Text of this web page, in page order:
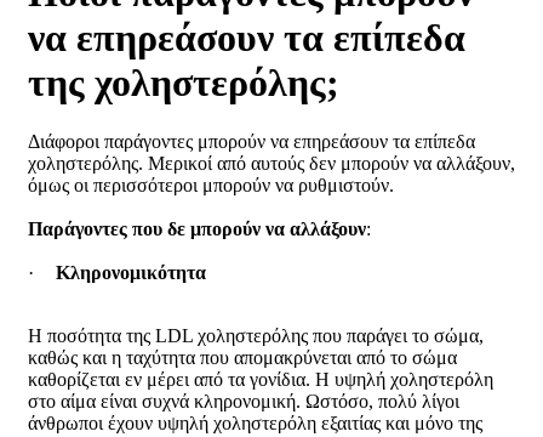
να επηρεάσουν τα επίπεδα
της χοληστερόλης;
Διάφοροι παράγοντες μπορούν να επηρεάσουν τα επίπεδα
χοληστερόλης. Μερικοί από αυτούς δεν μπορούν να αλλάξουν,
όμως οι περισσότεροι μπορούν να ρυθμιστούν.
Παράγοντες που δε μπορούν να αλλάξουν:
· Κληρονομικότητα
Η ποσότητα της LDL χοληστερόλης που παράγει το σώμα,
καθώς και η ταχύτητα που απομακρύνεται από το σώμα
καθορίζεται εν μέρει από τα γονίδια. Η υψηλή χοληστερόλη
στο αίμα είναι συχνά κληρονομική. Ωστόσο, πολύ λίγοι
άνθρωποι έχουν υψηλή χοληστερόλη εξαιτίας και μόνο της